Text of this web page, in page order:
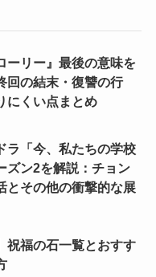
ーリー』最後の意味を
回の結末・復讐の行
にくい点まとめ
ラ「今、私たちの学校
ズン2を解説：チョン
とその他の衝撃的な展
祝福の石一覧とおすす